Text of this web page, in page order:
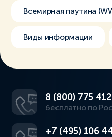
Всемирная паутина
Виды информации
8 (800) 775
бесплатно по
+7 (495) 106